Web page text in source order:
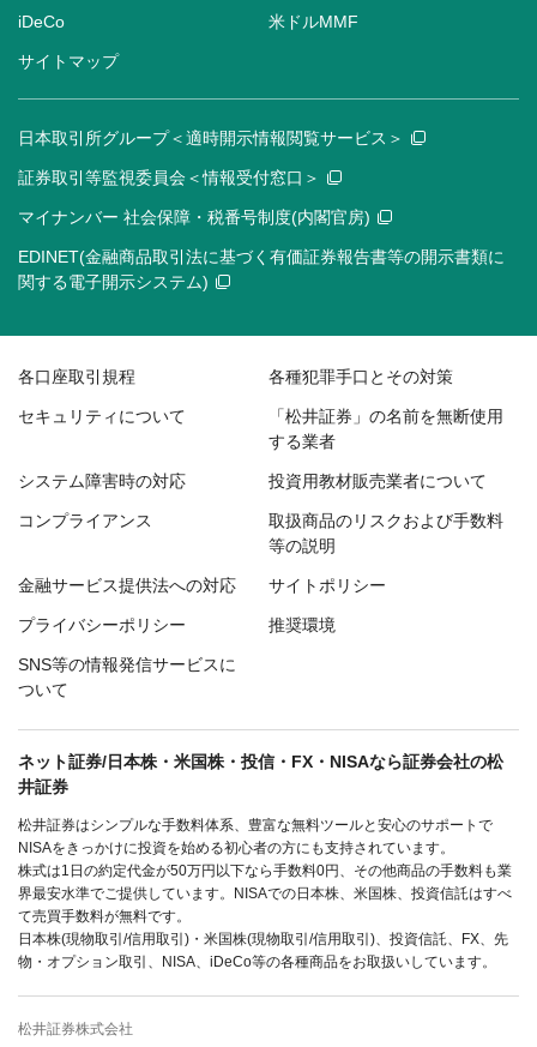
iDeCo 米ドルMMF
サイトマップ
日本取引所グループ＜適時開示情報閲覧サービス＞
証券取引等監視委員会＜情報受付窓口＞
マイナンバー 社会保障・税番号制度(内閣官房)
EDINET(金融商品取引法に基づく有価証券報告書等の開示書類に
関する電子開示システム)
各口座取引規程 各種犯罪手口とその対策
セキュリティについて
「松井証券」の名前を無断使用
する業者
システム障害時の対応 投資用教材販売業者について
コンプライアンス
取扱商品のリスクおよび手数料
等の説明
金融サービス提供法への対応 サイトポリシー
プライバシーポリシー 推奨環境
SNS等の情報発信サービスに
ついて
ネット証券/日本株・米国株・投信・FX・NISAなら証券会社の松
井証券
松井証券はシンプルな手数料体系、豊富な無料ツールと安心のサポートで
NISAをきっかけに投資を始める初心者の方にも支持されています。
株式は1日の約定代金が50万円以下なら手数料0円、その他商品の手数料も業
界最安水準でご提供しています。NISAでの日本株、米国株、投資信託はすべ
て売買手数料が無料です。
日本株(現物取引/信用取引)・米国株(現物取引/信用取引)、投資信託、FX、先
物・オプション取引、NISA、iDeCo等の各種商品をお取扱いしています。
松井証券株式会社